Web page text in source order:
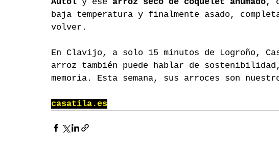
baja temperatura y finalmente asado,
volver.
En Clavijo, a solo 15 minutos de Logroño,
arroz también puede hablar de
memoria. Esta semana, sus arroces son
casatila.es